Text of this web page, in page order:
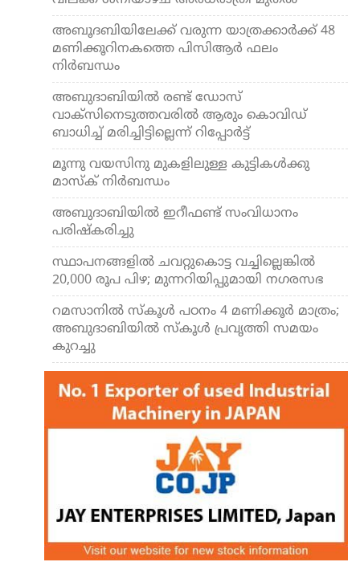
അബൂദബിയിലേക്ക് വരുന്ന യാത്രക്കാര്‍ക്ക് 48
മണിക്കൂറിനകത്തെ പിസിആര്‍ ഫലം
നിര്‍ബന്ധം
അബുദാബിയില്‍ രണ്ട് ഡോസ്
വാക്‌സിനെടുത്തവരില്‍ ആരും കൊവിഡ്
ബാധിച്ച് മരിച്ചിട്ടില്ലെന്ന് റിപ്പോര്‍ട്ട്
മൂന്നു വയസിനു മുകളിലുള്ള കുട്ടികള്‍ക്കു
മാസ്‌ക് നിര്‍ബന്ധം
അബുദാബിയില്‍ ഇറീഫണ്ട് സംവിധാനം
പരിഷ്‌കരിച്ചു
സ്ഥാപനങ്ങളില്‍ ചവറ്റുകൊട്ട വച്ചില്ലെങ്കില്‍
20,000 രൂപ പിഴ; മുന്നറിയിപ്പുമായി നഗരസഭ
റമസാനില്‍ സ്‌കൂള്‍ പഠനം 4 മണിക്കൂര്‍ മാത്രം;
അബുദാബിയില്‍ സ്‌കൂള്‍ പ്രവൃത്തി സമയം
കുറച്ചു